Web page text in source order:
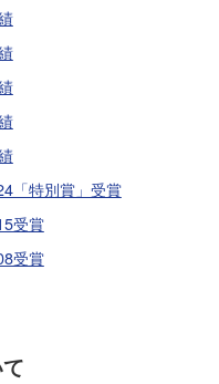
「特別賞」受賞
受賞
受賞